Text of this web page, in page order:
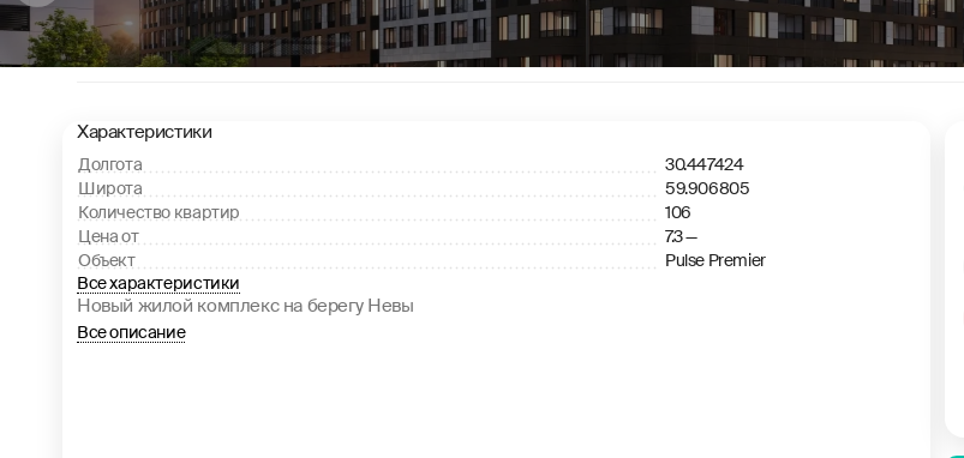
Характеристики
Долгота
30.447424
Широта
59.906805
Количество квартир
106
Цена от
7.3 —
Объект
Pulse Premier
Все характеристики
Новый жилой комплекс на берегу Невы
Все описание